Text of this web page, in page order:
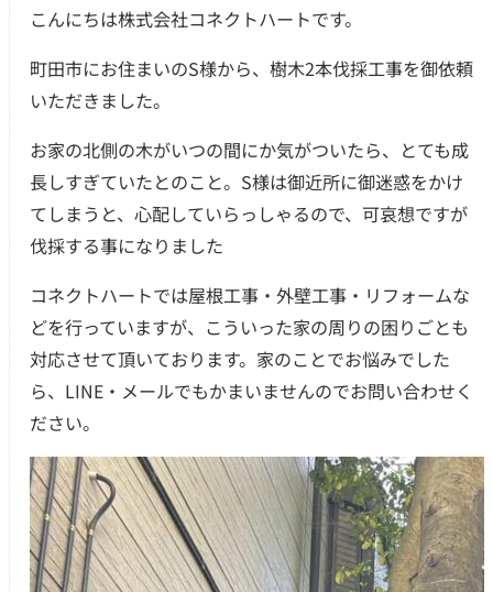
クチコミ
こんにちは株式会社コネクトハートです。
町田市にお住まいのS様から、樹木2本伐採工事を御依頼
いただきました。
お家の北側の木がいつの間にか気がついたら、とても成
長しすぎていたとのこと。S様は御近所に御迷惑をかけ
てしまうと、心配していらっしゃるので、可哀想ですが
伐採する事になりました
コネクトハートでは屋根工事・外壁工事・リフォームな
どを行っていますが、こういった家の周りの困りごとも
対応させて頂いております。 家のことでお悩みでした
ら、LINE・メールでもかまいませんのでお問い合わせく
ださい。